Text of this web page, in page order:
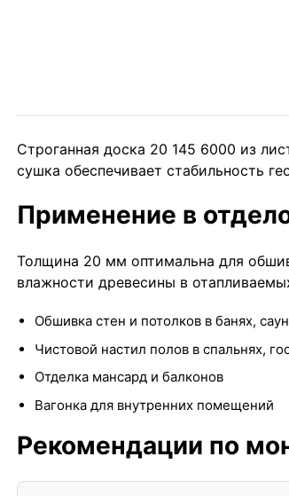
Строганная доска 20 145 6000 из
сушка обеспечивает стабильность
Применение в
Толщина 20 мм оптимальна для
влажности древесины в
Обшивка стен и потолков в банях,
Чистовой настил полов в спальнях,
Отделка мансард и балконов
Вагонка для внутренних помещений
Рекомендации по